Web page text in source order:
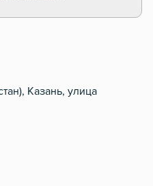
Казань, улица